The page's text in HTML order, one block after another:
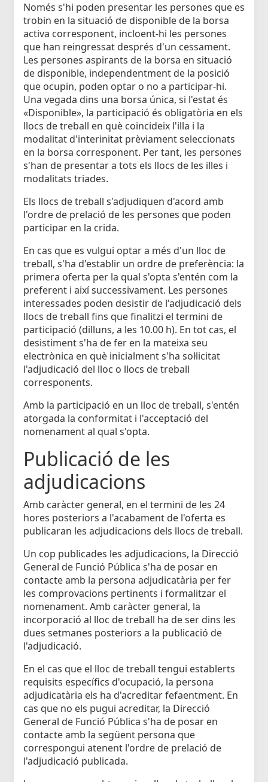
Només s'hi poden presentar les persones que es
trobin en la situació de disponible de la borsa
activa corresponent, incloent-hi les persones
que han reingressat després d'un cessament.
Les persones aspirants de la borsa en situació
de disponible, independentment de la posició
que ocupin, poden optar o no a participar-hi.
Una vegada dins una borsa única, si l'estat és
«Disponible», la participació és obligatòria en els
llocs de treball en què coincideix l'illa i la
modalitat d'interinitat prèviament seleccionats
en la borsa corresponent. Per tant, les persones
s'han de presentar a tots els llocs de les illes i
modalitats triades.
Els llocs de treball s'adjudiquen d'acord amb
l'ordre de prelació de les persones que poden
participar en la crida.
En cas que es vulgui optar a més d'un lloc de
treball, s'ha d'establir un ordre de preferència: la
primera oferta per la qual s'opta s'entén com la
preferent i així successivament. Les persones
interessades poden desistir de l'adjudicació dels
llocs de treball fins que finalitzi el termini de
participació (dilluns, a les 10.00 h). En tot cas, el
desistiment s'ha de fer en la mateixa seu
electrònica en què inicialment s'ha sol·licitat
l'adjudicació del lloc o llocs de treball
corresponents.
Amb la participació en un lloc de treball, s'entén
atorgada la conformitat i l'acceptació del
nomenament al qual s'opta.
Publicació de les
adjudicacions
Amb caràcter general, en el termini de les 24
hores posteriors a l'acabament de l'oferta es
publicaran les adjudicacions dels llocs de treball.
Un cop publicades les adjudicacions, la Direcció
General de Funció Pública s'ha de posar en
contacte amb la persona adjudicatària per fer
les comprovacions pertinents i formalitzar el
nomenament. Amb caràcter general, la
incorporació al lloc de treball ha de ser dins les
dues setmanes posteriors a la publicació de
l'adjudicació.
En el cas que el lloc de treball tengui establerts
requisits específics d'ocupació, la persona
adjudicatària els ha d'acreditar fefaentment. En
cas que no els pugui acreditar, la Direcció
General de Funció Pública s'ha de posar en
contacte amb la següent persona que
correspongui atenent l'ordre de prelació de
l'adjudicació publicada.